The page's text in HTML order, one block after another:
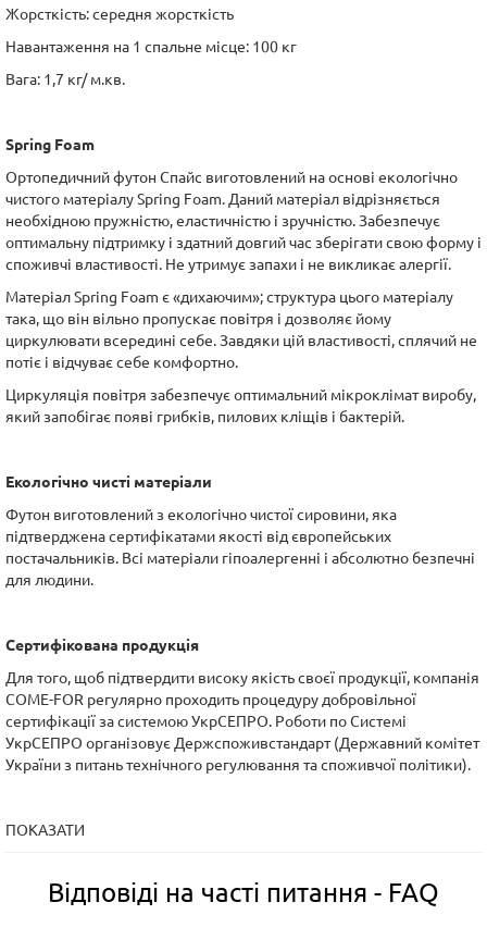
Жорсткість: середня жорсткість
Навантаження на 1 спальне місце: 100 кг
Вага: 1,7 кг/ м.кв.
Spring Foam
Ортопедичний футон Спайс виготовлений на основі екологічно
чистого матеріалу Spring Foam. Даний матеріал відрізняється
необхідною пружністю, еластичністю і зручністю. Забезпечує
оптимальну підтримку і здатний довгий час зберігати свою форму і
споживчі властивості. Не утримує запахи і не викликає алергії.
Матеріал Spring Foam є «дихаючим»; структура цього матеріалу
така, що він вільно пропускає повітря і дозволяє йому
циркулювати всередині себе. Завдяки цій властивості, сплячий не
потіє і відчуває себе комфортно.
Циркуляція повітря забезпечує оптимальний мікроклімат виробу,
який запобігає появі грибків, пилових кліщів і бактерій.
Екологічно чисті матеріали
Футон виготовлений з екологічно чистої сировини, яка
підтверджена сертифікатами якості від європейських
постачальників. Всі матеріали гіпоалергенні і абсолютно безпечні
для людини.
Сертифікована продукція
Для того, щоб підтвердити високу якість своєї продукції, компанія
COME-FOR регулярно проходить процедуру добровільної
сертифікації за системою УкрСЕПРО. Роботи по Системі
УкрСЕПРО організовує Держспоживстандарт (Державний комітет
України з питань технічного регулювання та споживчої політики).
ПОКАЗАТИ
Відповіді на часті питання - FAQ